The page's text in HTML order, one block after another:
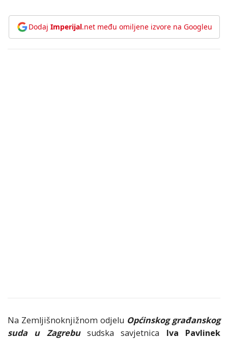
Dodaj Imperijal.net među omiljene izvore na Googleu
Na Zemljišnoknjižnom odjelu Općinskog građanskog
suda u Zagrebusudska savjetnica Iva Pavlinek